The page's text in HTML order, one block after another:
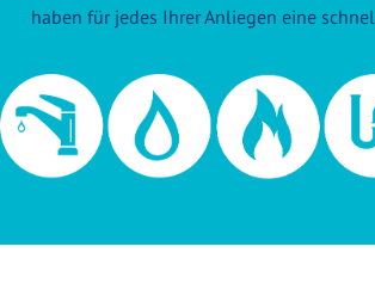
haben für jedes Ihrer Anliegen eine